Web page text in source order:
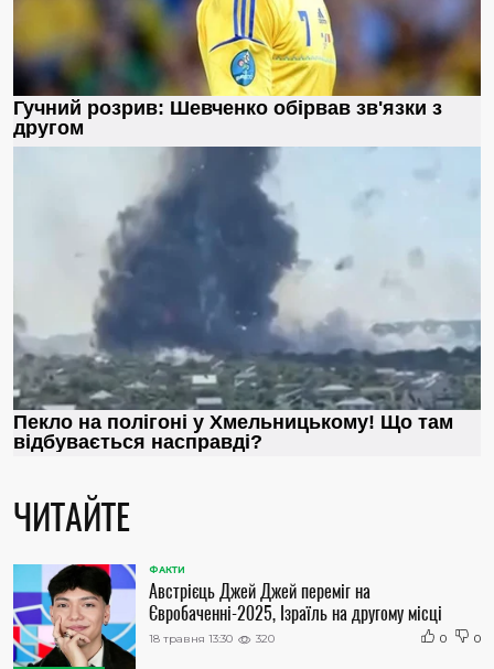
ЧИТАЙТЕ
ФАКТИ
Австрієць Джей Джей переміг на
Євробаченні-2025, Ізраїль на другому місці
18 травня 13:30 320 0 0